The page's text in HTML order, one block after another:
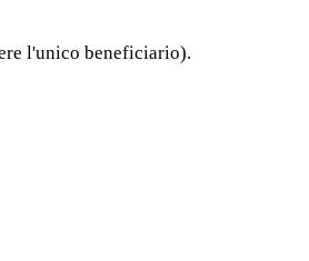
l'unico beneficiario).